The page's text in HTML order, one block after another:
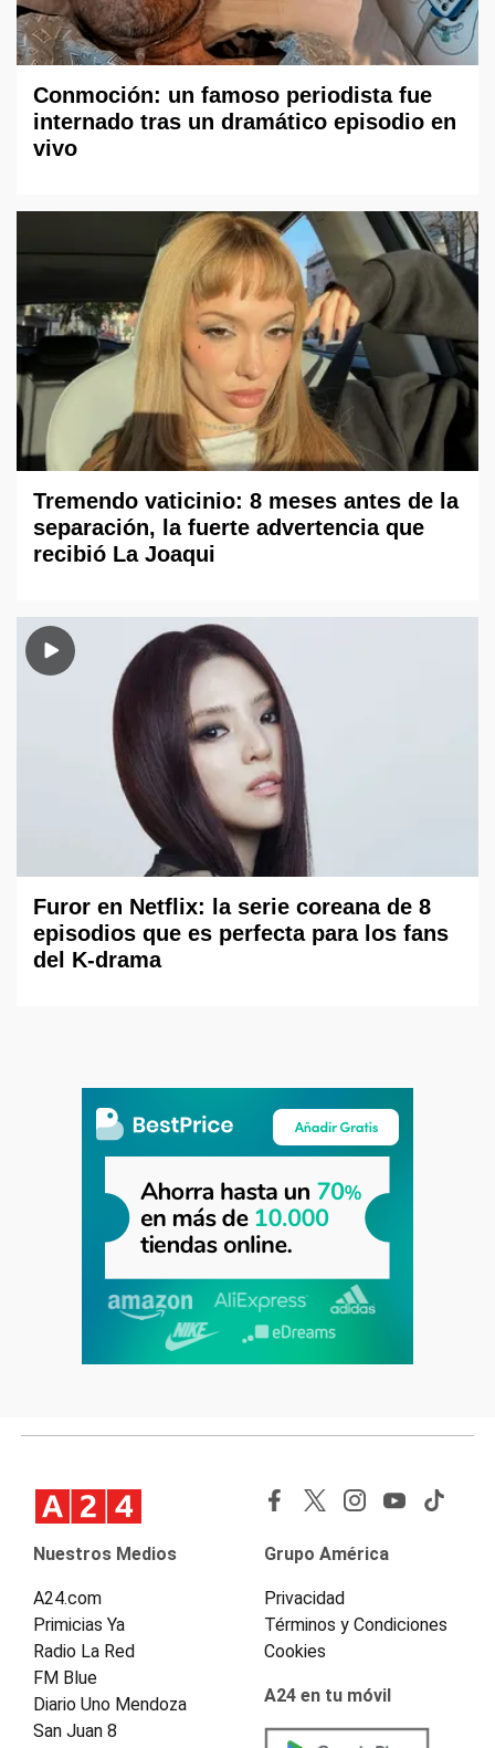
Conmoción: un famoso periodista fue
internado tras un dramático episodio en
vivo
Tremendo vaticinio: 8 meses antes de la
separación, la fuerte advertencia que
recibió La Joaqui
Furor en Netflix: la serie coreana de 8
episodios que es perfecta para los fans
del K-drama
Nuestros Medios
A24.com
Primicias Ya
Radio La Red
FM Blue
Diario Uno Mendoza
San Juan 8
Grupo América
Privacidad
Términos y Condiciones
Cookies
A24 en tu móvil